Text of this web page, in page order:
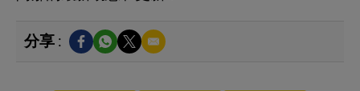
分享 :